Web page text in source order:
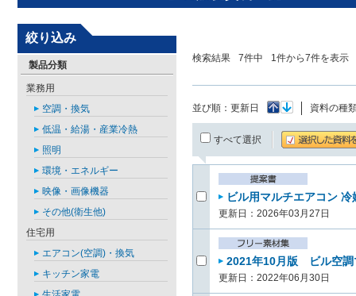
検索結果 7件中 1件から7件を表示
並び順： 更新日 資料の種
すべて選択
ビル用マルチエアコン
更新日：2026年03月27日
2021年10月版 ビル空調
更新日：2022年06月30日
絞り込み
製品分類
業務用
空調・換気
低温・給湯・産業冷熱
照明
環境・エネルギー
映像・画像機器
その他(衛生他)
住宅用
エアコン(空調)・換気
キッチン家電